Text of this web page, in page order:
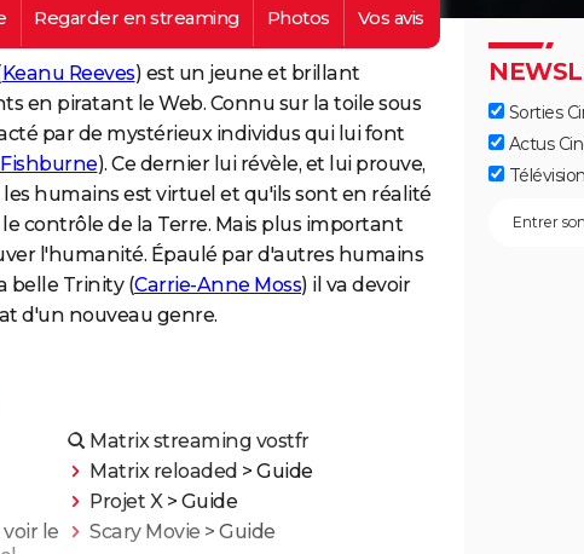
Regarder enstreaming Photos Vos avis
Keanu Reeves) est un jeune et brillant
en piratant le Web. Connu sur la toile sous
par de mystérieux individus qui lui font
). Ce dernier lui révèle, et lui prouve,
humains est virtuel et qu'ils sont en réalité
contrôle de la Terre. Mais plus important
l'humanité. Épaulé par d'autres humains
belle Trinity (Carrie-Anne Moss) il va devoir
d'un nouveau genre.
Matrix streaming vostfr
Matrix reloaded > Guide
Projet X > Guide
le
Scary Movie > Guide
Sorties
Actus
Télévision